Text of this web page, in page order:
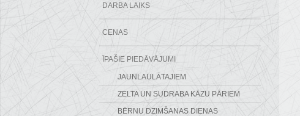
DARBA LAIKS
CENAS
ĪPAŠIE PIEDĀVĀJUMI
JAUNLAULĀTAJIEM
ZELTA UN SUDRABA KĀZU PĀRIEM
BĒRNU DZIMŠANAS DIENAS